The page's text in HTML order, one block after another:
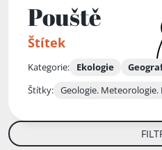
Pouště
Štítek
Kategorie: Ekologie
Štítky: Geologie.